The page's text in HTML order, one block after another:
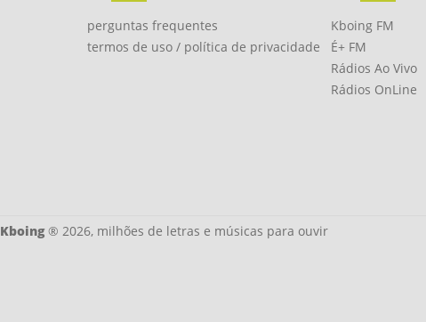
perguntas frequentes
termos de uso / política de privacidade
Kboing FM
É+ FM
Rádios Ao Vivo
Rádios OnLine
Kboing® 2026, milhões de letras e músicas para ouvir